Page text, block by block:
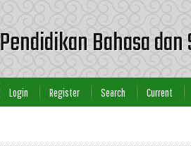
Bahasa
Login Register Search Current